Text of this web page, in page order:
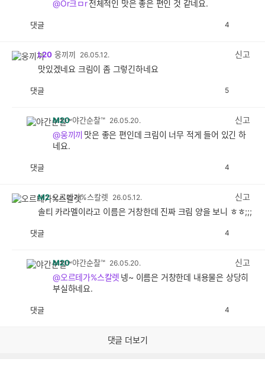
@Or크ㅁr전체적인 맛은 좋은 편인 것 같네요.
댓글 4
L20 웅끼끼 26.05.12.
신고
맛있겠네요 크림이 좀 그렇긴하네요
댓글 5
M20 야간순찰™ 26.05.20.
신고
@웅끼끼 맛은 좋은 편인데 크림이 너무 적게 들어 있긴 하
네요.
댓글 4
M2 오르테가%스칼렛 26.05.12.
신고
솔티 카라멜이라고 이름은 거창한데 진짜 크림 양을 보니 ㅎㅎ;;;
댓글 4
M20 야간순찰™ 26.05.20.
신고
@오르테가%스칼렛 넹~ 이름은 거창한데 내용물은 상당히
부실하네요.
댓글 4
댓글 더보기